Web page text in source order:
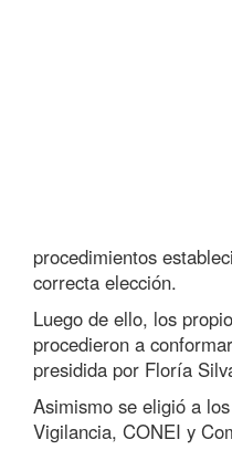
procedimientos
correcta elección.
Luego de ello, los
procedieron a
presidida por Floría
Asimismo se eligió a
Vigilancia, CONEI y